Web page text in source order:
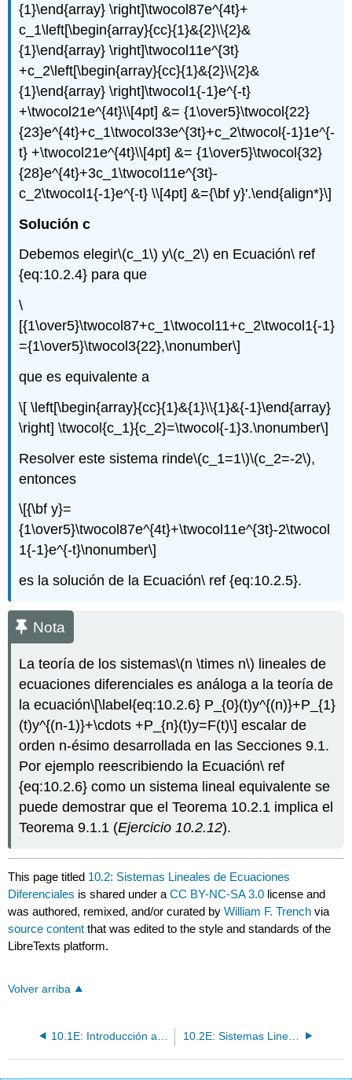
{1}\end{array} \right]\twocol87e^{4t}+
c_1\left[\begin{array}{cc}{1}&{2}\\{2}&
{1}\end{array} \right]\twocol11e^{3t}
+c_2\left[\begin{array}{cc}{1}&{2}\\{2}&
{1}\end{array} \right]\twocol1{-1}e^{-t}
+\twocol21e^{4t}\\[4pt] &= {1\over5}\twocol{22}
{23}e^{4t}+c_1\twocol33e^{3t}+c_2\twocol{-1}1e^{-
t} +\twocol21e^{4t}\\[4pt] &= {1\over5}\twocol{32}
{28}e^{4t}+3c_1\twocol11e^{3t}-
c_2\twocol1{-1}e^{-t} \\[4pt] &={\bf y}'.\end{align*}\]
Solución c
Debemos elegir\(c_1\) y\(c_2\) en Ecuación\ ref
{eq:10.2.4} para que
\
[{1\over5}\twocol87+c_1\twocol11+c_2\twocol1{-1}
={1\over5}\twocol3{22},\nonumber\]
que es equivalente a
\[ \left[\begin{array}{cc}{1}&{1}\\{1}&{-1}\end{array}
\right] \twocol{c_1}{c_2}=\twocol{-1}3.\nonumber\]
Resolver este sistema rinde\(c_1=1\)\(c_2=-2\),
entonces
\[{\bf y}=
{1\over5}\twocol87e^{4t}+\twocol11e^{3t}-2\twocol
1{-1}e^{-t}\nonumber\]
es la solución de la Ecuación\ ref {eq:10.2.5}.
Nota
La teoría de los sistemas\(n \times n\) lineales de
ecuaciones diferenciales es análoga a la teoría de
la ecuación\[\label{eq:10.2.6} P_{0}(t)y^{(n)}+P_{1}
(t)y^{(n-1)}+\cdots +P_{n}(t)y=F(t)\] escalar de
orden n-ésimo desarrollada en las Secciones 9.1.
Por ejemplo reescribiendo la Ecuación\ ref
{eq:10.2.6} como un sistema lineal equivalente se
puede demostrar que el Teorema 10.2.1 implica el
Teorema 9.1.1 (Ejercicio 10.2.12).
This page titled 10.2: Sistemas Lineales de Ecuaciones
Diferenciales is shared under aCC BY-NC-SA 3.0 license and
was authored, remixed, and/or curated byWilliam F. Trench via
source content that was edited to the style and standards of the
LibreTexts platform.
Volver arriba
10.2E: Sistemas Lineales de Ecuaciones Diferenciales (Ejercicios)